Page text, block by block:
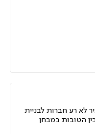
לא רע חברות לבניית
הטובות במבחן